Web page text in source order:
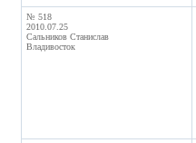
№ 518
2010.07.25
Сальников Станислав
Владивосток